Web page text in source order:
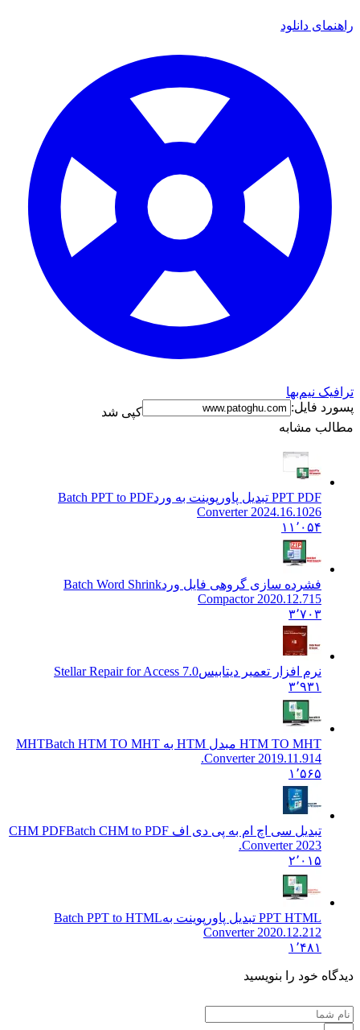
راهنمای دانلود
ترافیک نیم‌بها
پسورد فایل:
کپی شد
مطالب مشابه
PPT PDF تبدیل پاورپوینت به ورد
Batch PPT to PDF
Converter 2024.16.1026
۱۱٬۰۵۴
فشرده سازی گروهی فایل وردBatch Word Shrink
Compactor 2020.12.715
۳٬۷۰۳
نرم افزار تعمیر دیتابیسStellar Repair for Access 7.0
۳٬۹۳۱
HTM TO MHT مبدل HTM به MHT
Batch HTM TO MHT
Converter 2019.11.914.
۱٬۵۶۵
تبدیل سی اچ ام به پی دی اف CHM PDF Batch CHM to PDF
Converter 2023.
۲٬۰۱۵
PPT HTML تبدیل پاورپوینت به
Batch PPT to HTML
Converter 2020.12.212
۱٬۴۸۱
دیدگاه خود را بنویسید